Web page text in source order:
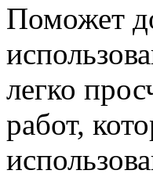
Поможет
легко
работ,